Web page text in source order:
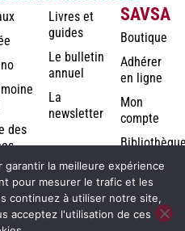
des
Livres et
guides
Le bulletin
annuel
La
newsletter
SAVSA
Boutique
Adhérer
en ligne
Mon
compte
numérique
Rodolausse
la meilleure expérience
pour mesurer le trafic et les
continuez à utiliser notre site,
acceptez l'utilisation de ces